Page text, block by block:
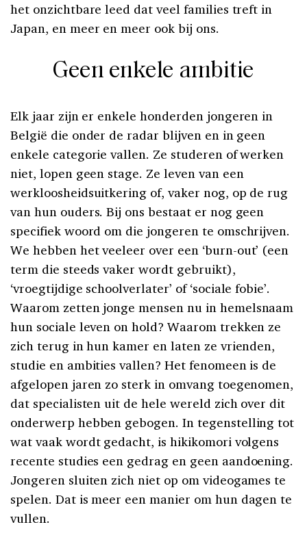
het onzichtbare leed dat veel families treft in
Japan, en meer en meer ook bij ons.
Geen enkele ambitie
Elk jaar zijn er enkele honderden jongeren in
België die onder de radar blijven en in geen
enkele categorie vallen. Ze studeren of werken
niet, lopen geen stage. Ze leven van een
werkloosheidsuitkering of, vaker nog, op de rug
van hun ouders. Bij ons bestaat er nog geen
specifiek woord om die jongeren te omschrijven.
We hebben het veeleer over een ‘burn-out’ (een
term die steeds vaker wordt gebruikt),
‘vroegtijdige schoolverlater’ of ‘sociale fobie’.
Waarom zetten jonge mensen nu in hemelsnaam
hun sociale leven on hold? Waarom trekken ze
zich terug in hun kamer en laten ze vrienden,
studie en ambities vallen? Het fenomeen is de
afgelopen jaren zo sterk in omvang toegenomen,
dat specialisten uit de hele wereld zich over dit
onderwerp hebben gebogen. In tegenstelling tot
wat vaak wordt gedacht, is hikikomori volgens
recente studies een gedrag en geen aandoening.
Jongeren sluiten zich niet op om videogames te
spelen. Dat is meer een manier om hun dagen te
vullen.